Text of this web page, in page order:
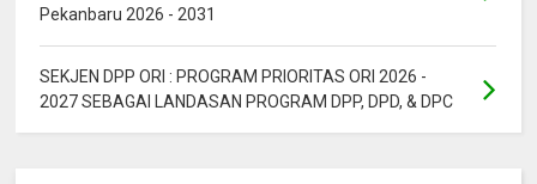
Pekanbaru 2026 - 2031
SEKJEN DPP ORI : PROGRAM PRIORITAS ORI 2026 -
2027 SEBAGAI LANDASAN PROGRAM DPP, DPD, & DPC